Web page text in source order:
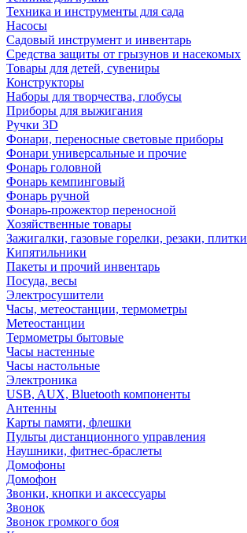
Техника и инструменты для сада
Насосы
Садовый инструмент и инвентарь
Средства защиты от грызунов и насекомых
Товары для детей, сувениры
Конструкторы
Наборы для творчества, глобусы
Приборы для выжигания
Ручки 3D
Фонари, переносные световые приборы
Фонари универсальные и прочие
Фонарь головной
Фонарь кемпинговый
Фонарь ручной
Фонарь-прожектор переносной
Хозяйственные товары
Зажигалки, газовые горелки, резаки, плитки
Кипятильники
Пакеты и прочий инвентарь
Посуда, весы
Электросушители
Часы, метеостанции, термометры
Метеостанции
Термометры бытовые
Часы настенные
Часы настольные
Электроника
USB, AUX, Bluetooth компоненты
Антенны
Карты памяти, флешки
Пульты дистанционного управления
Наушники, фитнес-браслеты
Домофоны
Домофон
Звонки, кнопки и аксессуары
Звонок
Звонок громкого боя